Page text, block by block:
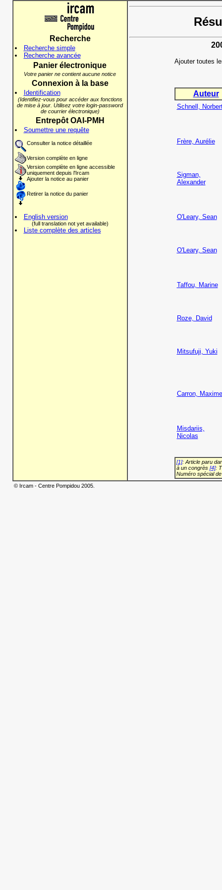
Recherche
Recherche simple
Recherche avancée
Panier électronique
Votre panier ne contient aucune notice
Connexion à la base
Identification
(Identifiez-vous pour accéder aux fonctions
de mise à jour. Utilisez votre login-password
de courrier électronique)
Entrepôt OAI-PMH
Soumettre une requête
Consulter la notice détaillée
Version complète en ligne
Version complète en ligne accessible
uniquement depuis l'Ircam
Ajouter la notice au panier
Retirer la notice du panier
English version
(full translation not yet available)
Liste complète des articles
Ajouter toutes
Auteur
Schnell,
Frère, Aurélie
Sigman,
Alexander
O'Leary, Sean
O'Leary, Sean
Taffou, Marine
Roze, David
Mitsufuji, Yuki
Carron, Maxime
Misdariis,
Nicolas
[1]: Article paru
à un congrès [4]:
Numéro spécial
© Ircam - Centre Pompidou 2005.